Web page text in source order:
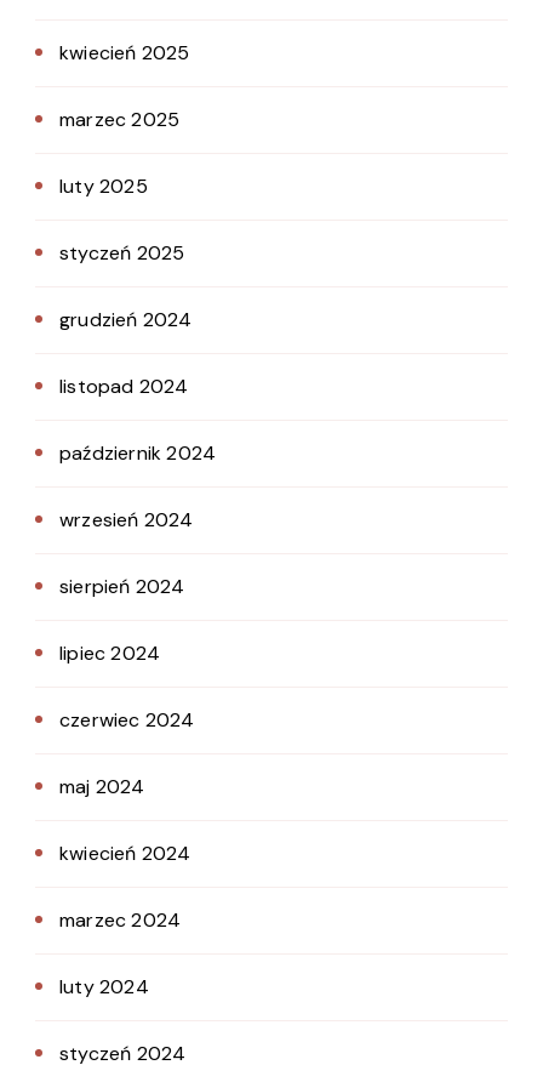
kwiecień 2025
marzec 2025
luty 2025
styczeń 2025
grudzień 2024
listopad 2024
październik 2024
wrzesień 2024
sierpień 2024
lipiec 2024
czerwiec 2024
maj 2024
kwiecień 2024
marzec 2024
luty 2024
styczeń 2024